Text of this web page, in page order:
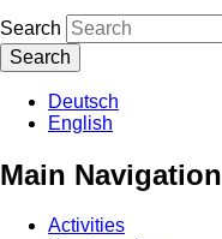
Search
Deutsch
English
Main Navigation
Activities